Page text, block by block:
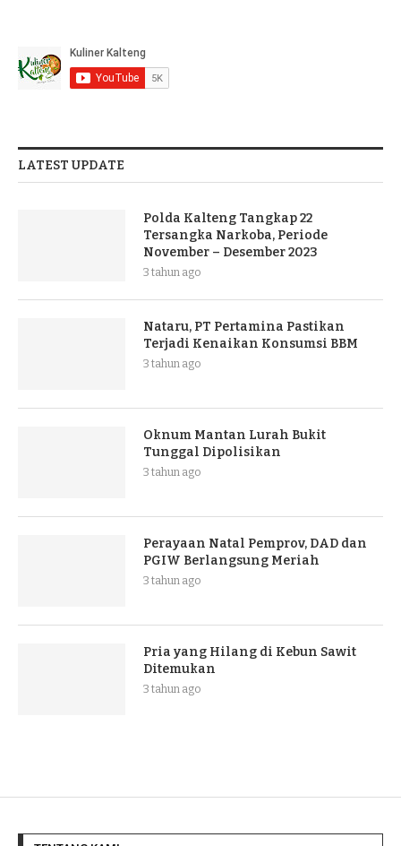
LATEST UPDATE
Polda Kalteng Tangkap 22
Tersangka Narkoba, Periode
November – Desember 2023
3 tahun ago
Nataru, PT Pertamina Pastikan
Terjadi Kenaikan Konsumsi BBM
3 tahun ago
Oknum Mantan Lurah Bukit
Tunggal Dipolisikan
3 tahun ago
Perayaan Natal Pemprov, DAD dan
PGIW Berlangsung Meriah
3 tahun ago
Pria yang Hilang di Kebun Sawit
Ditemukan
3 tahun ago